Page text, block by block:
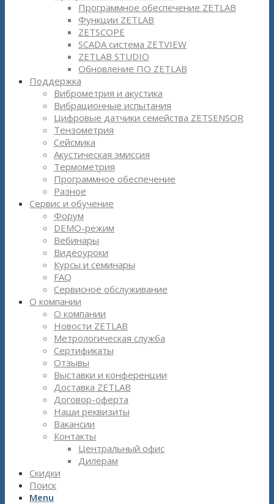
Программное обеспечение ZETLAB
Функции ZETLAB
ZETSCOPE
SCADA система ZETVIEW
ZETLAB STUDIO
Обновление ПО ZETLAB
Поддержка
Виброметрия и акустика
Вибрационные испытания
Цифровые датчики семейства ZETSENSOR
Тензометрия
Сейсмика
Акустическая эмиссия
Термометрия
Программное обеспечение
Разное
Сервис и обучение
Форум
DEMO-режим
Вебинары
Видеоуроки
Курсы и семинары
FAQ
Сервисное обслуживание
О компании
О компании
Новости ZETLAB
Метрологическая служба
Сертификаты
Отзывы
Выставки и конференции
Доставка ZETLAB
Договор-оферта
Наши реквизиты
Вакансии
Контакты
Центральный офис
Дилерам
Скидки
Поиск
Menu